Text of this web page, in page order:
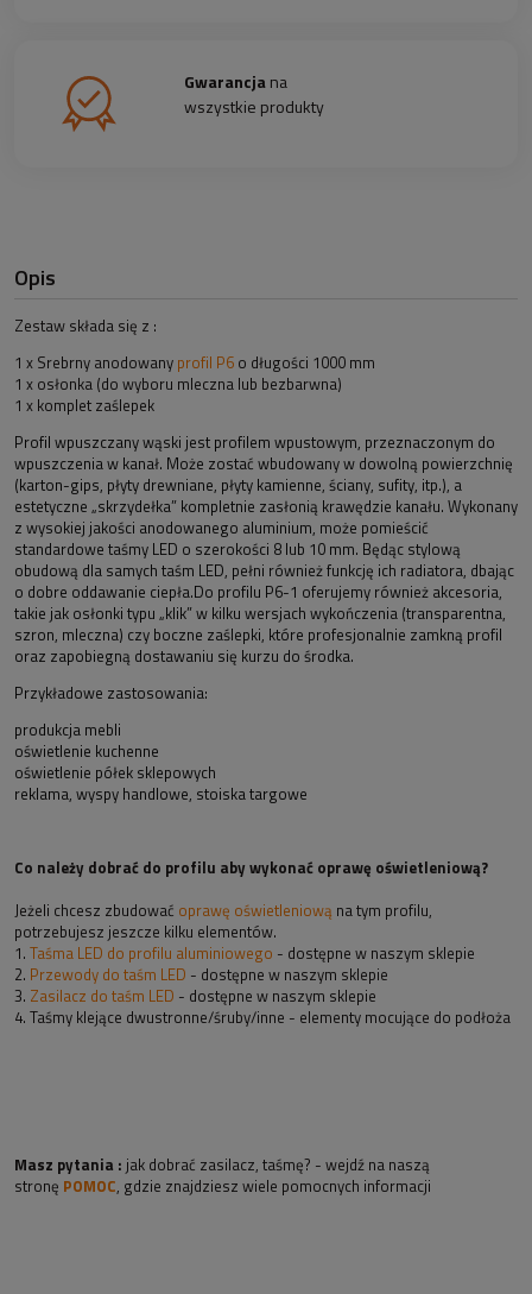
Gwarancjana
wszystkie produkty
Opis
Zestaw składa się z :
1 x Srebrny anodowany profil P6 o długości 1000 mm
1 x osłonka (do wyboru mleczna lub bezbarwna)
1 x komplet zaślepek
Profil wpuszczany wąski jest profilem wpustowym, przeznaczonym do
wpuszczenia w kanał. Może zostać wbudowany w dowolną powierzchnię
(karton-gips, płyty drewniane, płyty kamienne, ściany, sufity, itp.), a
estetyczne „skrzydełka” kompletnie zasłonią krawędzie kanału. Wykonany
z wysokiej jakości anodowanego aluminium, może pomieścić
standardowe taśmy LED o szerokości 8 lub 10 mm. Będąc stylową
obudową dla samych taśm LED, pełni również funkcję ich radiatora, dbając
o dobre oddawanie ciepła.Do profilu P6-1 oferujemy również akcesoria,
takie jak osłonki typu „klik” w kilku wersjach wykończenia (transparentna,
szron, mleczna) czy boczne zaślepki, które profesjonalnie zamkną profil
oraz zapobiegną dostawaniu się kurzu do środka.
Przykładowe zastosowania:
produkcja mebli
oświetlenie kuchenne
oświetlenie półek sklepowych
reklama, wyspy handlowe, stoiska targowe
Co należy dobrać do profilu aby wykonać oprawę oświetleniową?
Jeżeli chcesz zbudować oprawę oświetleniową na tym profilu,
potrzebujesz jeszcze kilku elementów.
1. Taśma LED do profilu aluminiowego - dostępne w naszym sklepie
2. Przewody do taśm LED - dostępne w naszym sklepie
3. Zasilacz do taśm LED - dostępne w naszym sklepie
4. Taśmy klejące dwustronne/śruby/inne - elementy mocujące do podłoża
Masz pytania : jak dobrać zasilacz, taśmę? - wejdź na naszą
stronę POMOC, gdzie znajdziesz wiele pomocnych informacji